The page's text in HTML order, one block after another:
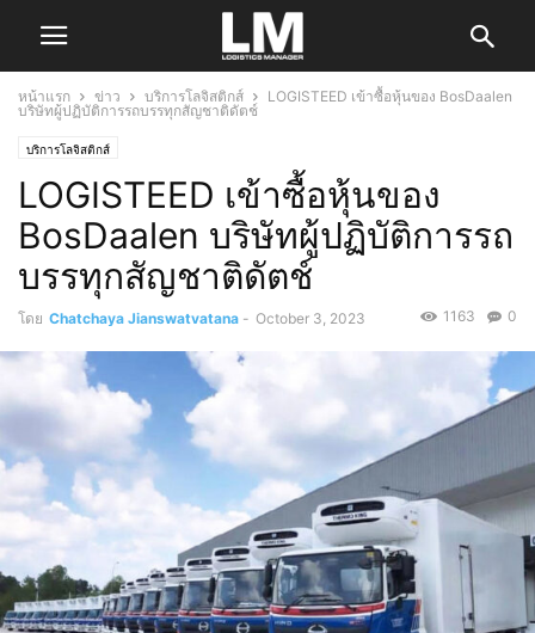
หน้าแรก ข่าว บริการโลจิสติกส์
LOGISTEED เข้าซื้อหุ้นของ BosDaalen
บริษัทผู้ปฏิบัติการรถบรรทุกสัญชาติดัตช์
บริการโลจิสติกส์
LOGISTEED เข้าซื้อหุ้นของ
BosDaalen บริษัทผู้ปฏิบัติการรถ
บรรทุกสัญชาติดัตช์
โดย Chatchaya Jianswatvatana - October 3, 2023 0
1163